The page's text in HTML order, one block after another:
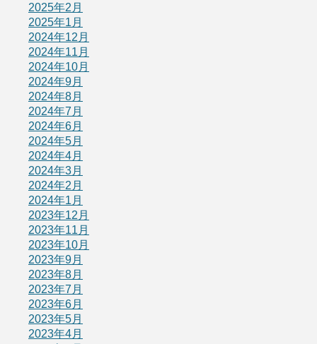
2025年2月
2025年1月
2024年12月
2024年11月
2024年10月
2024年9月
2024年8月
2024年7月
2024年6月
2024年5月
2024年4月
2024年3月
2024年2月
2024年1月
2023年12月
2023年11月
2023年10月
2023年9月
2023年8月
2023年7月
2023年6月
2023年5月
2023年4月